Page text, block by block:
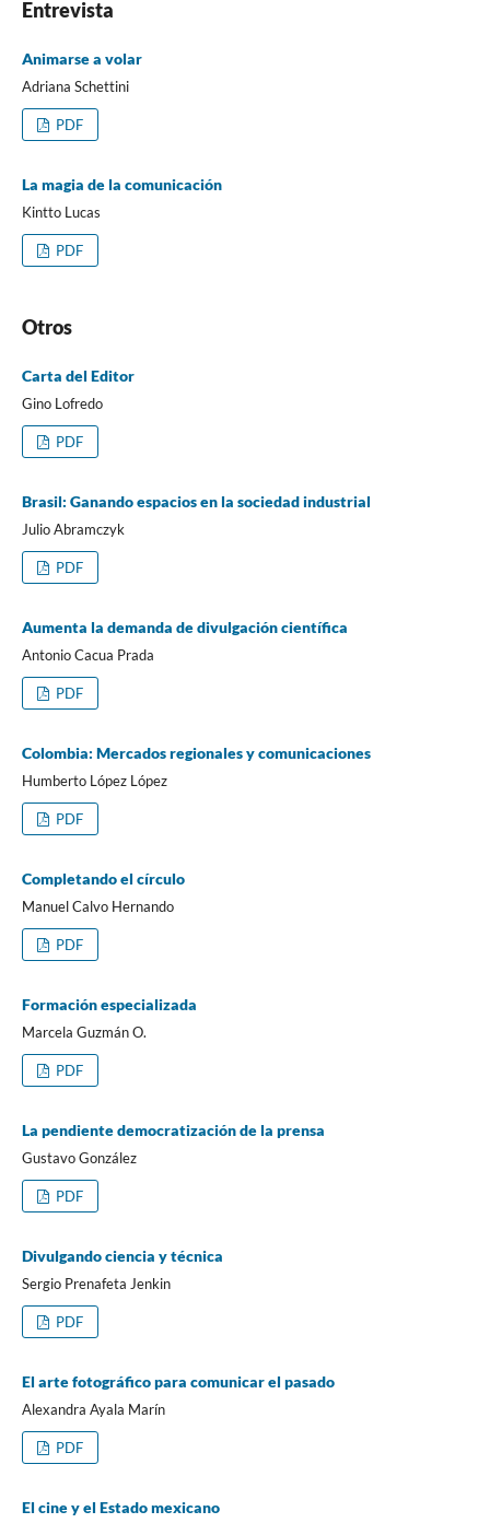
Entrevista
Animarse a volar
Adriana Schettini
PDF
La magia de la comunicación
Kintto Lucas
PDF
Otros
Carta del Editor
Gino Lofredo
PDF
Brasil: Ganando espacios en la sociedad industrial
Julio Abramczyk
PDF
Aumenta la demanda de divulgación científica
Antonio Cacua Prada
PDF
Colombia: Mercados regionales y comunicaciones
Humberto López López
PDF
Completando el círculo
Manuel Calvo Hernando
PDF
Formación especializada
Marcela Guzmán O.
PDF
La pendiente democratización de la prensa
Gustavo González
PDF
Divulgando ciencia y técnica
Sergio Prenafeta Jenkin
PDF
El arte fotográfico para comunicar el pasado
Alexandra Ayala Marín
PDF
El cine y el Estado mexicano